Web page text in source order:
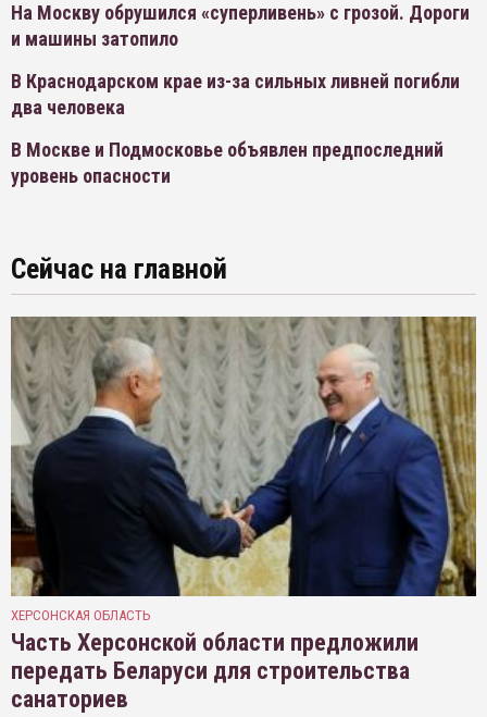
На Москву обрушился «суперливень» с грозой. Дороги
и машины затопило
В Краснодарском крае из-за сильных ливней погибли
два человека
В Москве и Подмосковье объявлен предпоследний
уровень опасности
Сейчас на главной
ХЕРСОНСКАЯ ОБЛАСТЬ
Часть Херсонской области предложили
передать Беларуси для строительства
санаториев